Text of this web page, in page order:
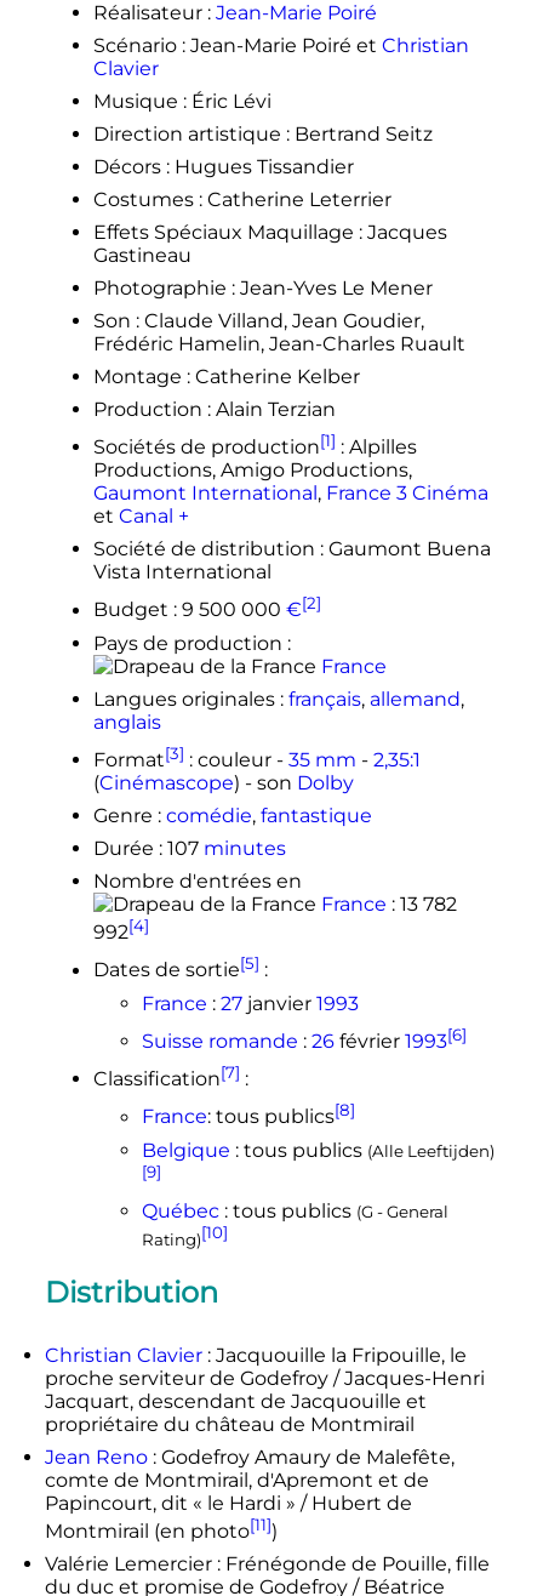
Réalisateur : Jean-Marie Poiré
Scénario : Jean-Marie Poiré et Christian
Clavier
Musique : Éric Lévi
Direction artistique : Bertrand Seitz
Décors : Hugues Tissandier
Costumes : Catherine Leterrier
Effets Spéciaux Maquillage : Jacques
Gastineau
Photographie : Jean-Yves Le Mener
Son : Claude Villand, Jean Goudier,
Frédéric Hamelin, Jean-Charles Ruault
Montage : Catherine Kelber
Production : Alain Terzian
Sociétés de production[1] : Alpilles
Productions, Amigo Productions,
Gaumont International , France 3 Cinéma
et Canal +
Société de distribution : Gaumont Buena
Vista International
Budget : 9 500 000 €[2]
Pays de production :
France
Langues originales : français, allemand,
anglais
Format[3] : couleur - 35 mm - 2,35:1
(Cinémascope) - son Dolby
Genre : comédie, fantastique
Durée : 107 minutes
Nombre d'entrées en
France : 13 782
992[4]
Dates de sortie[5] :
France : 27janvier 1993
Suisse romande : 26février 1993[6]
Classification[7] :
France: tous publics[8]
Belgique : tous publics (Alle Leeftijden)
[9]
Québec : tous publics (G - General
Rating)[10]
Distribution
Christian Clavier: Jacquouille la Fripouille, le
proche serviteur de Godefroy / Jacques-Henri
Jacquart, descendant de Jacquouille et
propriétaire du château de Montmirail
Jean Reno: Godefroy Amaury de Malefête,
comte de Montmirail, d'Apremont et de
Papincourt, dit « le Hardi » / Hubert de
Montmirail (en photo[11])
Valérie Lemercier : Frénégonde de Pouille, fille
du duc et promise de Godefroy / Béatrice